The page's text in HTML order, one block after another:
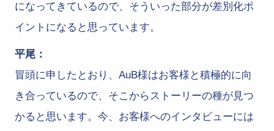
になってきているので、そういった部分が差別化ポ
イントになると思っています。
平尾：
冒頭に申したとおり、AuB様はお客様と積極的に向
き合っているので、そこからストーリーの種が見つ
かると思います。今、お客様へのインタビューには